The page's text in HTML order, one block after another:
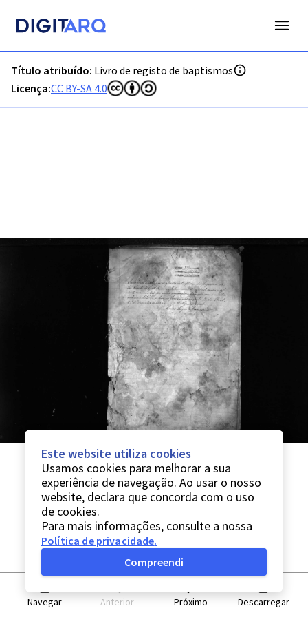
Título atribuído: Livro de registo de baptismos
Licença:CC BY-SA 4.0
Navegar Anterior Próximo Descarregar
Este website utiliza cookies
Usamos cookies para melhorar a sua
experiência de navegação. Ao usar o nosso
website, declara que concorda com o uso
de cookies.
Para mais informações, consulte a nossa
Política de privacidade.
Compreendi